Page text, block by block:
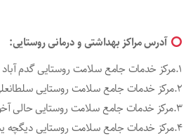
آدرس مراکز بهداشتی و درمانی روستایی:
۱.مرکز خدمات جامع سلامت روستایی گدم آباد
۲.مرکز خدمات جامع سلامت روستایی سلطانعلی
۳.مرکز خدمات جامع سلامت روستایی حالی آخوند
۴.مرکز خدمات جامع سلامت روستایی دیگچه یسیرگچن